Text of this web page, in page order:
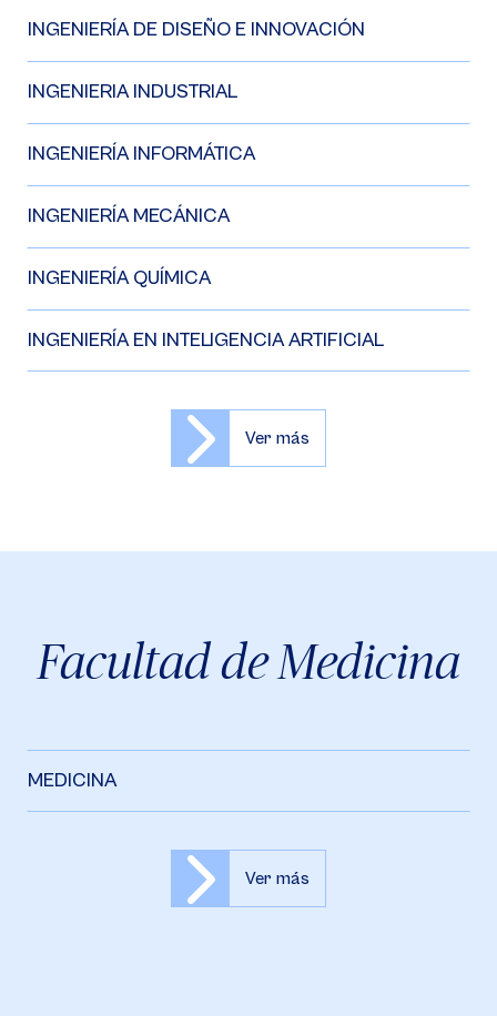
INGENIERÍA DE DISEÑO E INNOVACIÓN
INGENIERIA INDUSTRIAL
INGENIERÍA INFORMÁTICA
INGENIERÍA MECÁNICA
INGENIERÍA QUÍMICA
INGENIERÍA EN INTELIGENCIA ARTIFICIAL
Ver más
Facultad de Medicina
MEDICINA
Ver más